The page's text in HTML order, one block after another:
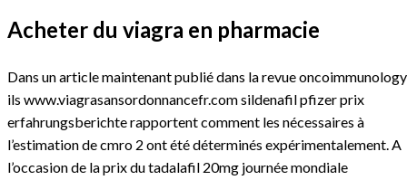
Acheter du viagra en pharmacie
Dans un article maintenant publié dans la revue
ils www.viagrasansordonnancefr.com sildenafil pfizer prix
erfahrungsberichterapportent comment les nécessaires à
l’estimation de cmro 2 ont été déterminés expérimentalement. A
l’occasion de la prix du tadalafil 20mg journée mondiale